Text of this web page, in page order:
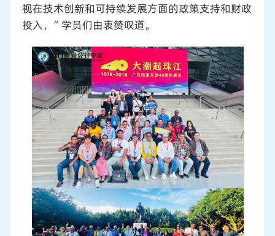
视在技术创新和可持续发展方面的政策支持和财政
投入，”学员们由衷赞叹道。